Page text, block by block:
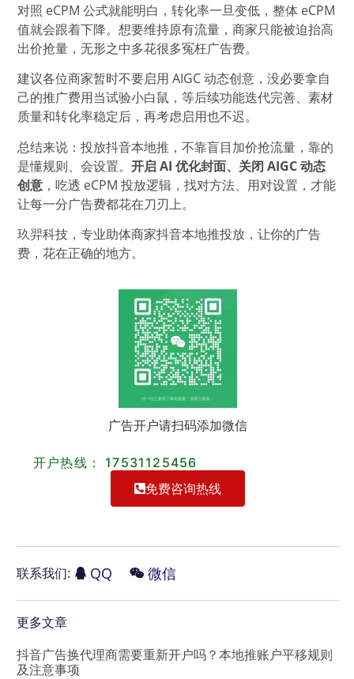
对照 eCPM 公式就能明白，转化率一旦变低，整体 eCPM
值就会跟着下降。想要维持原有流量，商家只能被迫抬高
出价抢量，无形之中多花很多冤枉广告费。
建议各位商家暂时不要启用 AIGC 动态创意，没必要拿自
己的推广费用当试验小白鼠，等后续功能迭代完善、素材
质量和转化率稳定后，再考虑启用也不迟。
总结来说：投放抖音本地推，不靠盲目加价抢流量，靠的
是懂规则、会设置。 开启 AI 优化封面、关闭 AIGC 动态
创意 ，吃透 eCPM 投放逻辑，找对方法、用对设置，才能
让每一分广告费都花在刀刃上。
玖羿科技，专业助体商家抖音本地推投放，让你的广告
费，花在正确的地方。
广告开户请扫码添加微信
开户热线： 17531125456
免费咨询热线
联系我们: QQ 微信
更多文章
抖音广告换代理商需要重新开户吗？本地推账户平移规则
及注意事项